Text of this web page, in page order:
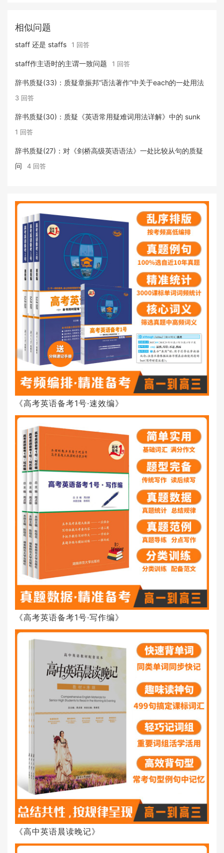
相似问题
staff 还是 staffs 1 回答
staff作主语时的主谓一致问题 1 回答
辞书质疑(33)：质疑章振邦“语法著作”中关于each的一处用法
3 回答
辞书质疑(30)：质疑《英语常用疑难词用法详解》中的 sunk
1 回答
辞书质疑(27)：对《剑桥高级英语语法》一处比较从句的质疑
问
4 回答
《高考英语备考1号·速效编》
《高考英语备考1号·写作编》
《高中英语晨读晚记》